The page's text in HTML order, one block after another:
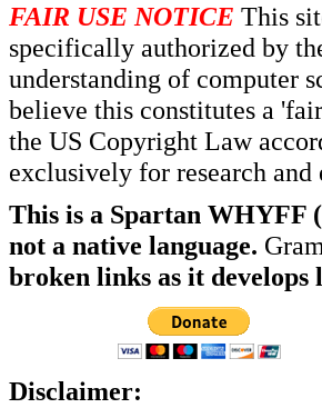
FAIR USE NOTICE This
specifically authorized by
understanding of computer
believe this constitutes a
the US Copyright Law
exclusively for research and
This is a Spartan WHYFF
not a native language.
broken links as it
Disclaimer: